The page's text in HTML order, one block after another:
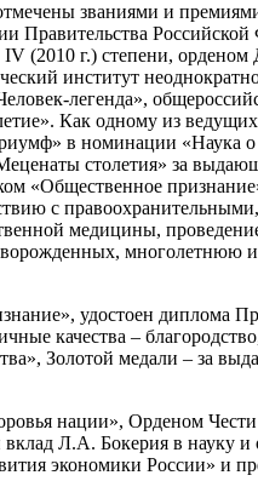
званиями и
Правительства
(2010 г.) степени, орденом
институт
легенда»,
Как одному из
в номинации «Наука
столетия» за
«Общественное
с
медицины,
многолетнюю
удостоен диплома
качества –
Золотой медали – за
нации», Орденом
Л.А. Бокерия в науку и
экономики России» и